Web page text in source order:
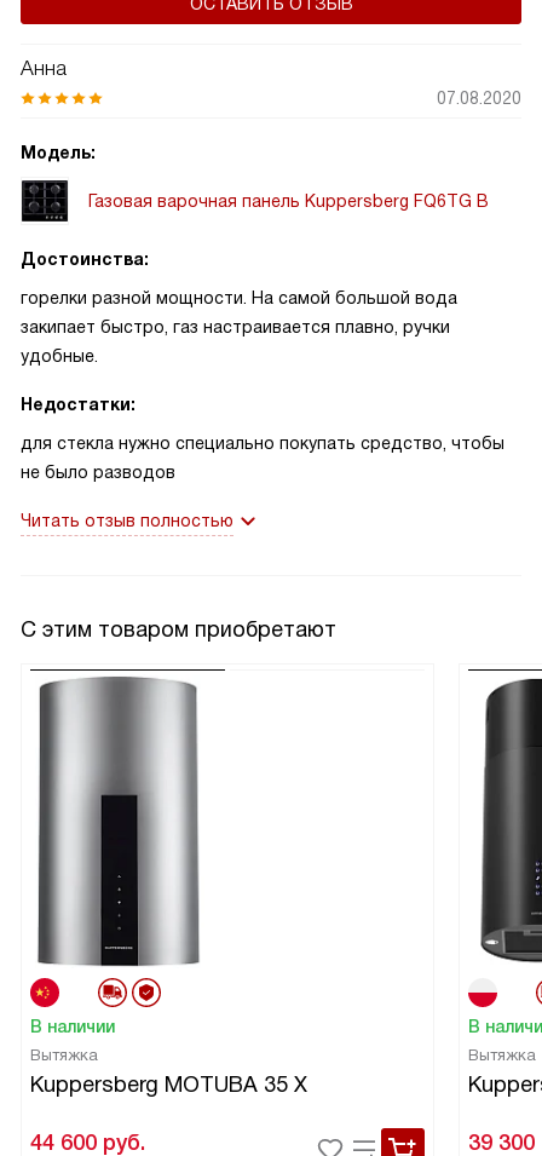
ОСТАВИТЬ ОТЗЫВ
Анна
07.08.2020
Модель:
Газовая варочная панель Kuppersberg FQ6TG B
Достоинства:
горелки разной мощности. На самой большой вода
закипает быстро, газ настраивается плавно, ручки
удобные.
Недостатки:
для стекла нужно специально покупать средство, чтобы
не было разводов
Читать отзыв полностью
С этим товаром приобретают
В наличии
Вытяжка
Kuppersberg MOTUBA 35 X
44 600 руб.
В
Вытяжка
39 300